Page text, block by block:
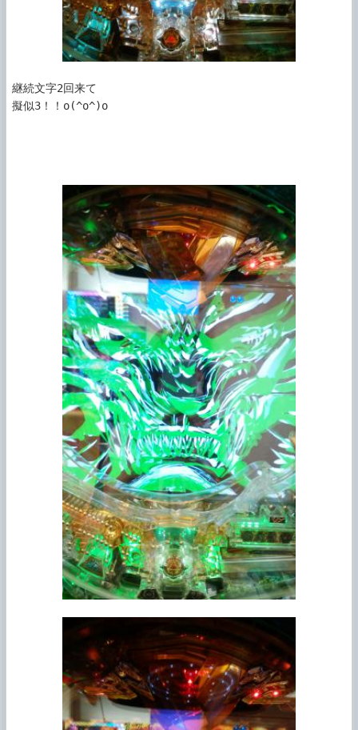
継続文字2回来て
擬似3！！o(^o^)o